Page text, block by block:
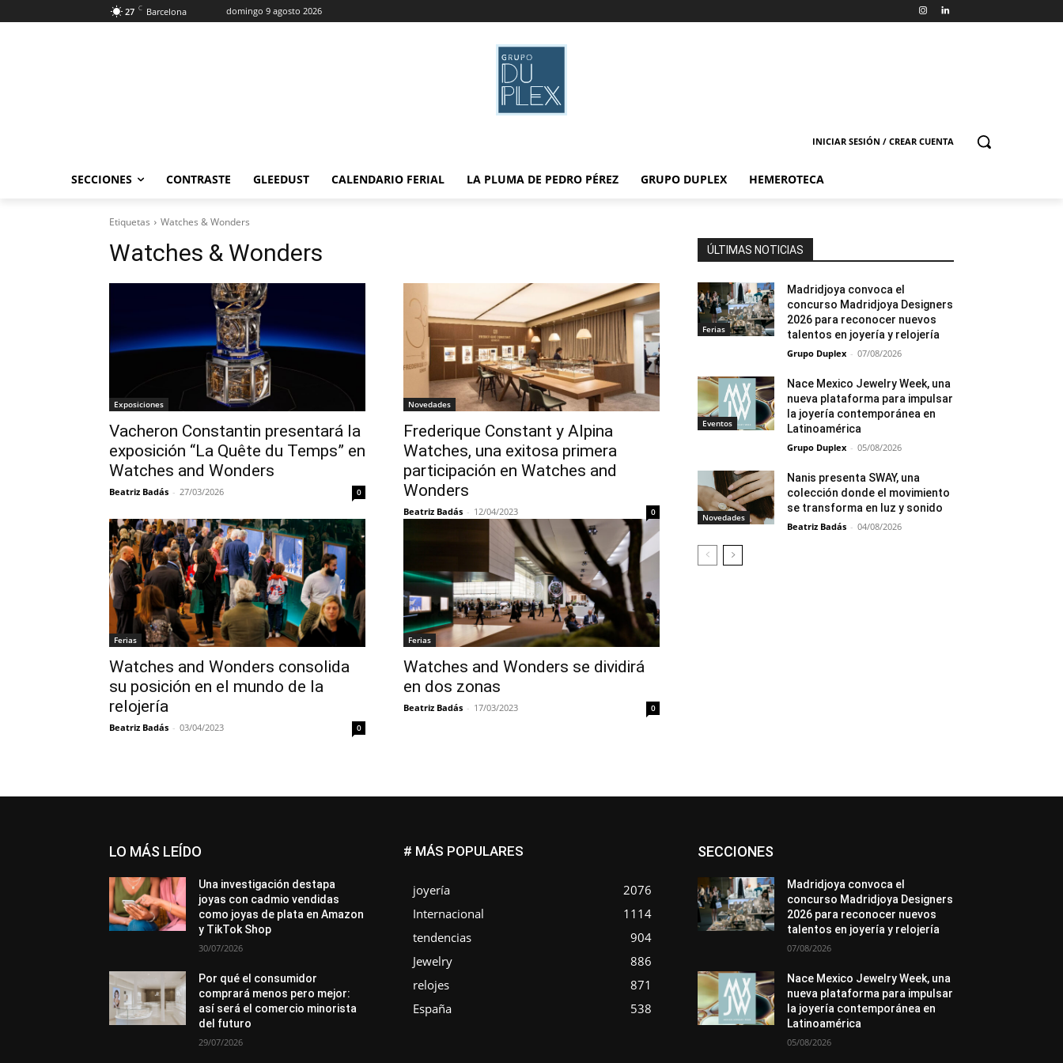
27 C Barcelona domingo 9 agosto 2026
INICIAR SESIÓN / CREAR CUENTA
SECCIONES CONTRASTE GLEEDUST CALENDARIO FERIAL LA PLUMA DE PEDRO PÉREZ GRUPO DUPLEX HEMEROTECA
Etiquetas Watches & Wonders
Watches & Wonders
Exposiciones
Vacheron Constantin presentará la
exposición “La Quête du Temps” en
Watches and Wonders
Beatriz Badás - 27/03/2026 0
Novedades
Frederique Constant y Alpina
Watches, una exitosa primera
participación en Watches and
Wonders
Beatriz Badás - 12/04/2023 0
Ferias
Watches and Wonders consolida
su posición en el mundo de la
relojería
Beatriz Badás - 03/04/2023 0
Ferias
Watches and Wonders se dividirá
en dos zonas
Beatriz Badás - 17/03/2023 0
ÚLTIMAS NOTICIAS
Ferias
Madridjoya convoca el
concurso Madridjoya Designers
2026 para reconocer nuevos
talentos en joyería y relojería
Grupo Duplex - 07/08/2026
Eventos
Nace Mexico Jewelry Week, una
nueva plataforma para impulsar
la joyería contemporánea en
Latinoamérica
Grupo Duplex - 05/08/2026
Novedades
Nanis presenta SWAY, una
colección donde el movimiento
se transforma en luz y sonido
Beatriz Badás - 04/08/2026
LO MÁS LEÍDO
Una investigación destapa
joyas con cadmio vendidas
como joyas de plata en Amazon
y TikTok Shop
30/07/2026
Por qué el consumidor
comprará menos pero mejor:
así será el comercio minorista
del futuro
29/07/2026
# MÁS POPULARES
joyería
2076
Internacional
1114
tendencias
904
Jewelry
886
relojes
871
España
538
SECCIONESAsociaciones
En tendencia
In memoriam
La Pluma de Pedro Pérez
México
Mundo Técnico
Novedades
Opiniones
Perspectiva
Premios
Secciones
Sin categoría
Sucesos
Madridjoya convoca el
concurso Madridjoya Designers
2026 para reconocer nuevos
talentos en joyería y relojería
07/08/2026
Nace Mexico Jewelry Week, una
nueva plataforma para impulsar
la joyería contemporánea en
Latinoamérica
05/08/2026